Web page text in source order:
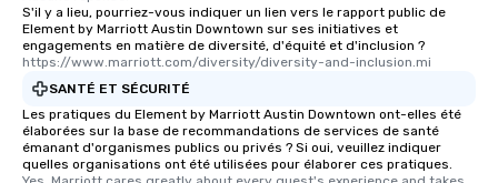
S'il y a lieu, pourriez-vous indiquer un lien vers le rapport public de
Element by Marriott Austin Downtown sur ses initiatives et
engagements en matière de diversité, d'équité et d'inclusion ?
https://www.marriott.com/diversity/diversity-and-inclusion.mi
SANTÉ ET SÉCURITÉ
Les pratiques du Element by Marriott Austin Downtown ont-elles été
élaborées sur la base de recommandations de services de santé
émanant d'organismes publics ou privés ? Si oui, veuillez indiquer
quelles organisations ont été utilisées pour élaborer ces pratiques.